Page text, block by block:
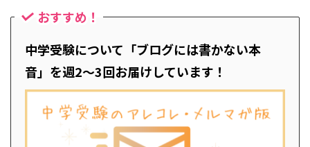
おすすめ！
中学受験について「ブログには書かない本
音」を週2～3回お届けしています！